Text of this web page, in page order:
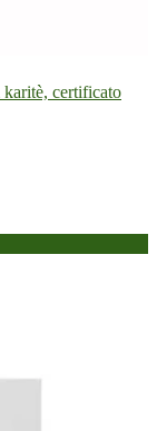
karitè, certificato